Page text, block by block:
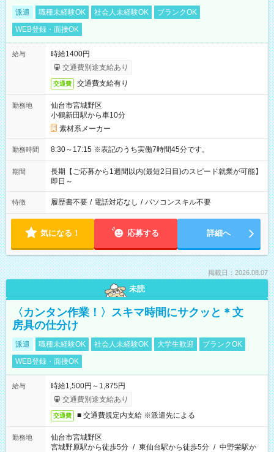
派遣 職種未経験OK 社会人未経験OK
ブランクOK
WEB登録・面接OK
給与
時給1400円
交通費別途支給あり
交通費 交通費支給有り
勤務地
仙台市宮城野区
小鶴新田駅から車10分
素材系メーカー
勤務時間 8:30～17:15 ※表記のうち実働7時間45分です。
期間
長期【ご応募から1週間以内(最短2日目)のスピード就業が可能】
即日～
特徴 履歴書不要 / 電話対応なし / パソコンスキル不要
気になる！ 応募する 詳細へ
掲載日：2026.08.07
未読
〈カンタン作業！〉スキマ時間にサクッと＊文
房具の仕分け
派遣 職種未経験OK 社会人未経験OK 大学生歓迎
ブランクOK
WEB登録・面接OK
給与
時給1,500円～1,875円
交通費別途支給あり
交通費 ■ 交通費規定内支給 ※派遣先による
勤務地
仙台市宮城野区
宮城野原駅から徒歩5分 / 東仙台駅から徒歩5分 / 中野栄駅か